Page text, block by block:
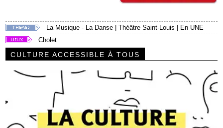
La Musique - La Danse |Théâtre Saint-Louis
En UNE
Cholet
CULTURE ACCESSIBLE À TOUS